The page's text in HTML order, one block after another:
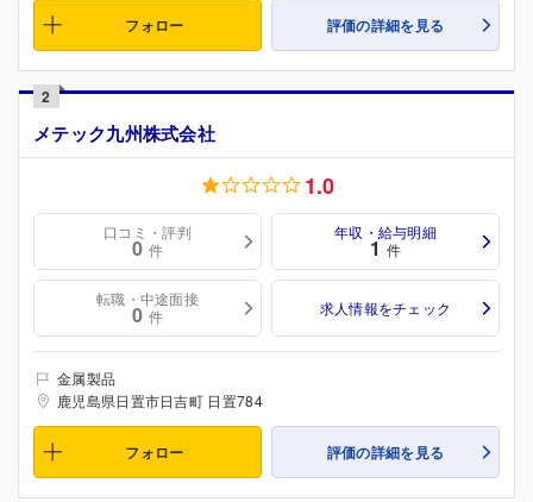
フォロー 評価の詳細を見る
2
メテック九州株式会社
1.0
口コミ・評判
0 件
年収・給与明細
1 件
転職・中途面接
0 件 求人情報をチェック
金属製品
鹿児島県日置市日吉町 日置784
フォロー 評価の詳細を見る